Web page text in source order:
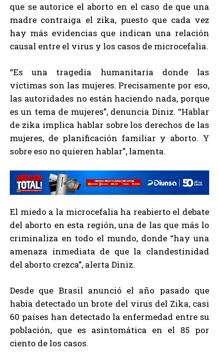
que se autorice el aborto en el caso de que una
madre contraiga el zika, puesto que cada vez
hay más evidencias que indican una relación
causal entre el virus y los casos de microcefalia.
“Es una tragedia humanitaria donde las
víctimas son las mujeres. Precisamente por eso,
las autoridades no están haciendo nada, porque
es un tema de mujeres”, denuncia Diniz. “Hablar
de zika implica hablar sobre los derechos de las
mujeres, de planificación familiar y aborto. Y
sobre eso no quieren hablar”, lamenta.
El miedo a la microcefalia ha reabierto el debate
del aborto en esta región, una de las que más lo
criminaliza en todo el mundo, donde “hay una
amenaza inmediata de que la clandestinidad
del aborto crezca”, alerta Diniz.
Desde que Brasil anunció el año pasado que
había detectado un brote del virus del Zika, casi
60 países han detectado la enfermedad entre su
población, que es asintomática en el 85 por
ciento de los casos.